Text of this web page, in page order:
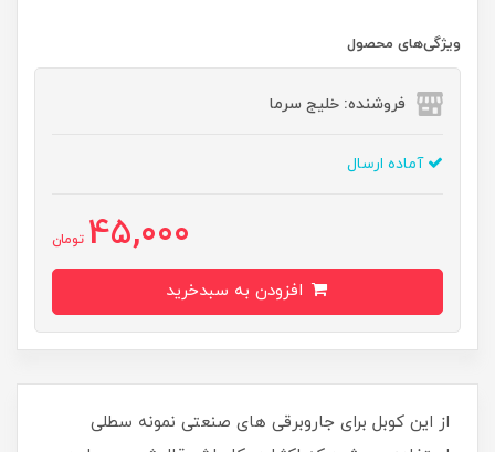
ویژگی‌های محصول
فروشنده: خلیج سرما
آماده ارسال
45,000 تومان
از این کوبل برای جاروبرقی های صنعتی نمونه سطلی